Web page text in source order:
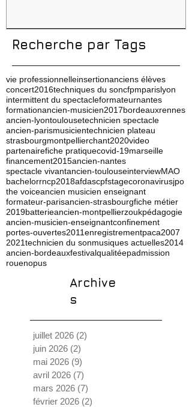
Recherche par Tags
vie professionnelleinsertionanciens élèves
concert2016techniques du soncfpmparislyon
intermittent du spectacleformateurnantes
formationancien-musicien2017bordeauxrennes
ancien-lyontoulousetechnicien spectacle
ancien-parismusicientechnicien plateau
strasbourgmontpellierchant2020video
partenairefiche pratiquecovid-19marseille
financement2015ancien-nantes
spectacle vivantancien-toulouseinterviewMAO
bachelorrncp2018afdascpfstagecoronavirusjpo
the voiceancien musicien enseignant
formateur-parisancien-strasbourgfiche métier
2019batterieancien-montpellierzoukpédagogie
ancien-musicien-enseignantconfinement
portes-ouvertes2011enregistrementpaca2007
2021technicien du sonmusiques actuelles2014
ancien-bordeauxfestivalqualitéepadmission
rouenopus
Archive
s
juillet 2026 (2)
juin 2026 (2)
mai 2026 (9)
avril 2026 (7)
mars 2026 (7)
février 2026 (2)